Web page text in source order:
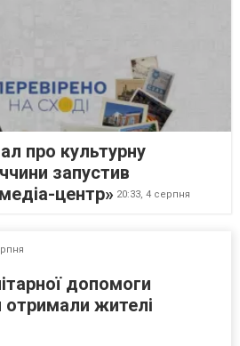
про культурну
запустив
центр» 20:33, 4 серпня
допомоги
отримали жителі